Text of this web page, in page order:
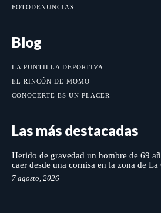
FOTODENUNCIAS
Blog
LA PUNTILLA DEPORTIVA
EL RINCÓN DE MOMO
CONOCERTE ES UN PLACER
Las más destacadas
Herido de gravedad un hombre de 69
caer desde una cornisa en la zona de La
7 agosto, 2026